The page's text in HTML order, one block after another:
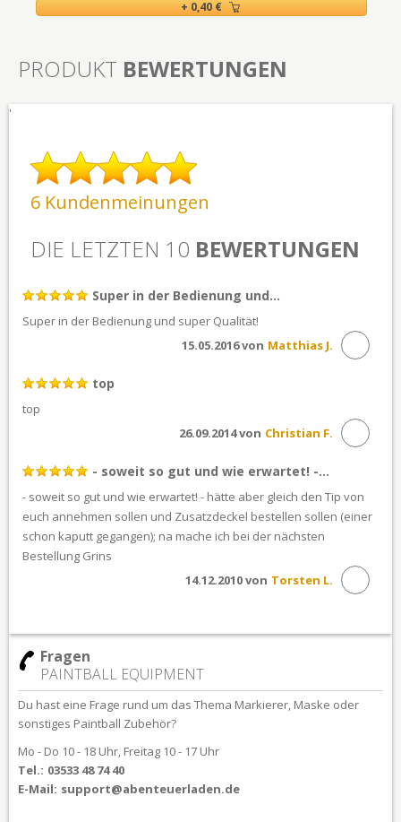
+ 0,40 €
PRODUKT BEWERTUNGEN
'
6 Kundenmeinungen
DIE LETZTEN 10 BEWERTUNGEN
Super in der Bedienung und...
Super in der Bedienung und super Qualität!
Matthias J.
15.05.2016 von
top
top
Christian F.
26.09.2014 von
- soweit so gut und wie erwartet! -...
- soweit so gut und wie erwartet! - hätte aber gleich den Tip von
euch annehmen sollen und Zusatzdeckel bestellen sollen (einer
schon kaputt gegangen); na mache ich bei der nächsten
Bestellung Grins
Torsten L.
14.12.2010 von
Fragen
PAINTBALL EQUIPMENT
Du hast eine Frage rund um das Thema Markierer, Maske oder
sonstiges Paintball Zubehör?
Mo - Do 10 - 18 Uhr, Freitag 10 - 17 Uhr
Tel.: 03533 48 74 40
E-Mail: support@abenteuerladen.de